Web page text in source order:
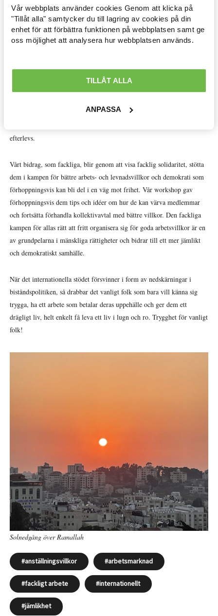
Vår webbplats använder cookies Genom att klicka på
"Tillåt alla" samtycker du till lagring av cookies på din
enhet för att förbättra funktionen på webbplatsen samt ge
oss möjlighet att analysera hur webbplatsen används.
TILLÅT ALLA
ANPASSA
Arbetsmarknad »
Avtal löner & arbetsrätt »
Internationellt »
Välfärd »
Det är svårt för oss att förstå att detta är den verklighet palestinier lever
i. Situationen är ohållbar, palestinska kvinnors och mäns kamp för ett
röra sig mellan Palestina och Israel står högst på listan. Barn och unga
respektera internationell rätt och omvärlden kan inte tysta se på medan
efterlevs.
Vårt bidrag, som fackliga, blir genom att visa facklig solidaritet, stötta
dem i kampen för bättre arbets- och levnadsvillkor och demokrati som
förhoppningsvis kan bli del i en väg mot frihet. Vår workshop gav
förhoppningsvis dem tips och idéer om hur de kan värva medlemmar
och fortsätta förhandla kollektivavtal med bättre villkor. Den fackliga
kampen för allas rätt att fritt organisera sig för goda arbetsvillkor är en
av grundpelarna i mänskliga rättigheter och bidrar till ett mer jämlikt
och demokratiskt samhälle.
När det internationella stödet försvinner i form av nedskärningar i
biståndspolitiken, så drabbar det vanligt folk som bara vill känna sig
trygga, ha ett arbete som betalar deras uppehälle och ger dem ett
drägligt liv, helt enkelt få leva ett liv i lugn och ro. Trygghet för vanligt
folk!
Solnedgång över Ramallah
anställningsvillkor arbetsmarknad
fackligt arbete internationellt
jämlikhet